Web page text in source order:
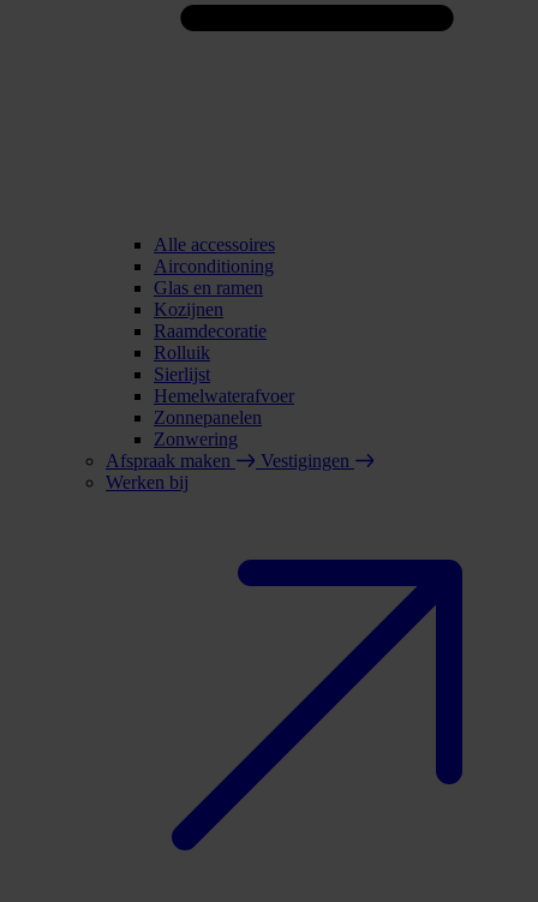
Alle accessoires
Airconditioning
Glas en ramen
Kozijnen
Raamdecoratie
Rolluik
Sierlijst
Hemelwaterafvoer
Zonnepanelen
Zonwering
Afspraak maken
Vestigingen
Werken bij